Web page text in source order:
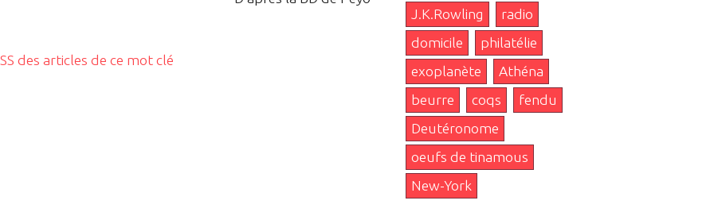
des articles de ce mot clé
J.K.Rowling
radio
domicile
philatélie
exoplanète
Athéna
beurre
coqs
fendu
Deutéronome
oeufs de tinamous
New-York